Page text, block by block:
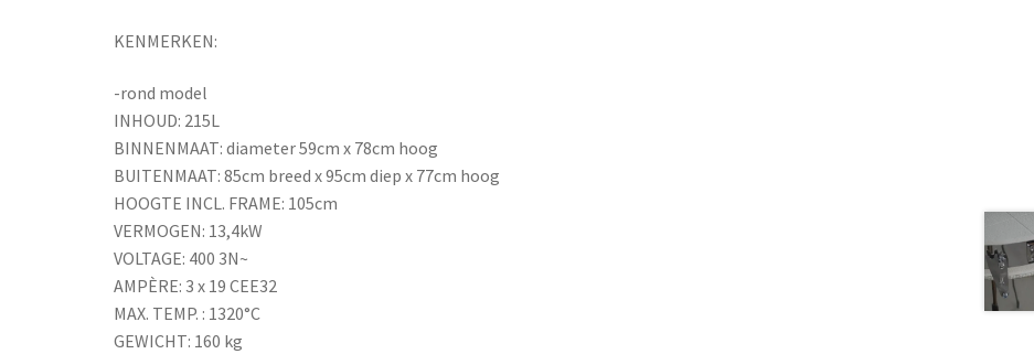
KENMERKEN:
-rond model
INHOUD: 215L
BINNENMAAT: diameter 59cm x 78cm hoog
BUITENMAAT: 85cm breed x 95cm diep x 77cm hoog
HOOGTE INCL. FRAME: 105cm
VERMOGEN: 13,4kW
VOLTAGE: 400 3N~
AMPÈRE: 3 x 19 CEE32
MAX. TEMP. : 1320°C
GEWICHT: 160 kg